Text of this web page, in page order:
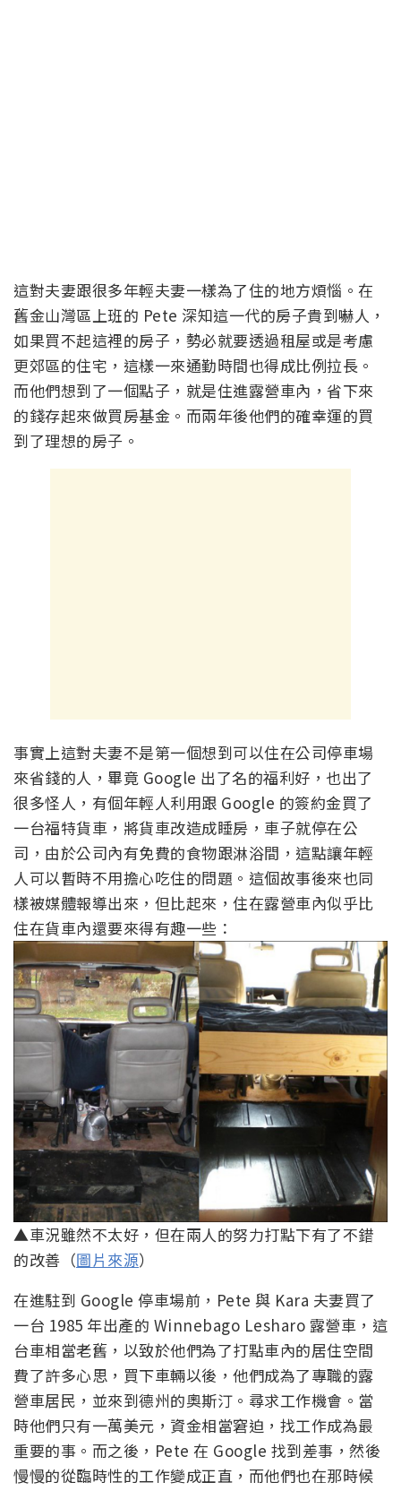
這對夫妻跟很多年輕夫妻一樣為了住的地方煩惱。在
舊金山灣區上班的 Pete 深知這一代的房子貴到嚇人，
如果買不起這裡的房子，勢必就要透過租屋或是考慮
更郊區的住宅，這樣一來通勤時間也得成比例拉長。
而他們想到了一個點子，就是住進露營車內，省下來
的錢存起來做買房基金。而兩年後他們的確幸運的買
到了理想的房子。
事實上這對夫妻不是第一個想到可以住在公司停車場
來省錢的人，畢竟 Google 出了名的福利好，也出了
很多怪人，有個年輕人利用跟 Google 的簽約金買了
一台福特貨車，將貨車改造成睡房，車子就停在公
司，由於公司內有免費的食物跟淋浴間，這點讓年輕
人可以暫時不用擔心吃住的問題。這個故事後來也同
樣被媒體報導出來，但比起來，住在露營車內似乎比
住在貨車內還要來得有趣一些：
▲車況雖然不太好，但在兩人的努力打點下有了不錯
的改善（圖片來源）
在進駐到 Google 停車場前，Pete 與 Kara 夫妻買了
一台 1985 年出產的 Winnebago Lesharo 露營車，這
台車相當老舊，以致於他們為了打點車內的居住空間
費了許多心思，買下車輛以後，他們成為了專職的露
營車居民，並來到德州的奧斯汀。尋求工作機會。當
時他們只有一萬美元，資金相當窘迫，找工作成為最
重要的事。而之後，Pete 在 Google 找到差事，然後
慢慢的從臨時性的工作變成正直，而他們也在那時候